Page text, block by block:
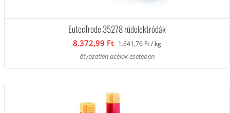
EutecTrode 35278 rúdelektródák
8.372,99 Ft 1.641,76 Ft / kg
ötvözetlen acélok esetében